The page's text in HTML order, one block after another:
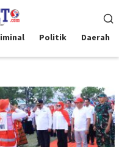
Politik Daerah